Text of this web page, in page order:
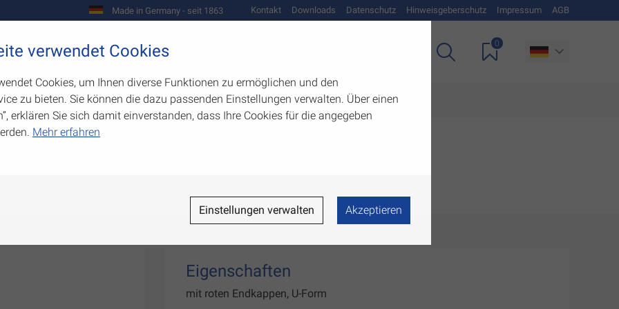
Made in Germany - seit 1863 Kontakt Downloads Datenschutz Hinweisgeberschutz Impressum AGB
Werkzeugbau
0
Eigenschaften
mit roten Endkappen, U-Form
verwendet Cookies
Cookies, um Ihnen diverse Funktionen zu ermöglichen und den
zu bieten. Sie können die dazu passenden Einstellungen verwalten. Über einen
erklären Sie sich damit einverstanden, dass Ihre Cookies für die angegeben
Mehr erfahren
Einstellungen verwalten Akzeptieren